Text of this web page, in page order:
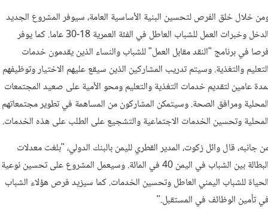
خلال خلق الفرص لتحسين البنية الأساسية العامة، سيوفر المشروع الجديد
الدخل وخبرات العمل للشباب العاطل في الفئة العمرية 18-30 عاما. كما يوفر
في برنامج "النقد مقابل العمل" للشباب والنساء الذين يقدمون خدمات
والتغذية. وسيتم تدريب المشاركين الذين سيقع عليهم الاختيار وتوظيفهم
عامين لتقديم خدمات التغذية والتعليم ومحو الأمية على صعيد المجتمعات
ومرافق الصحة. وسيتمكن المشاركون من المساهمة في تطوير مجتمعاتهم
وتحسين الخدمات الاجتماعية والتشجيع على الطلب على هذه الخدمات.
جانبه، قال وائل زكوت، المدير القطري لليمن بالبنك الدولي، "بلغت معدلات
البطالة بين الشباب في اليمن 40 في المائة. وسيعمل المشروع على تحسين نوعية
للشباب اليمني العاطل وتحسين الخدمات. كما سيزيد فرص هؤلاء الشباب
تأمين الوظائف في المستقبل."